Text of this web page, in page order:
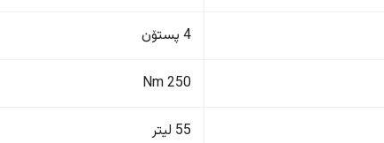
4 پستۆن
250 Nm
55 لیتر